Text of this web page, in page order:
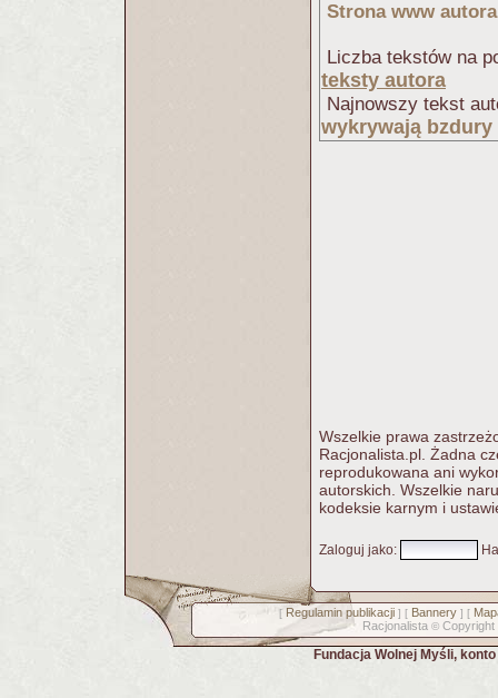
Strona www autora
Liczba tekstów na
teksty autora
Najnowszy tekst
wykrywają
Wszelkie prawa
Racjonalista.pl. Żadna
reprodukowana ani
autorskich. Wszelkie
kodeksie karnym i
Zaloguj jako:
[ Regulamin publikacji] [ Bannery] [
Racjonalista © Copyright
Fundacja Wolnej Myśli,